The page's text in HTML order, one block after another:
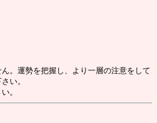
。運勢を把握し、より一層の注意をして
い。
。